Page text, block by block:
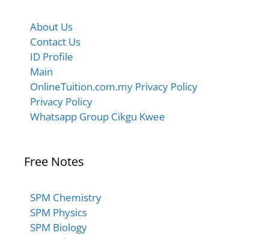
About Us
Contact Us
ID Profile
Main
OnlineTuition.com.my Privacy Policy
Privacy Policy
Whatsapp Group Cikgu Kwee
Free Notes
SPM Chemistry
SPM Physics
SPM Biology